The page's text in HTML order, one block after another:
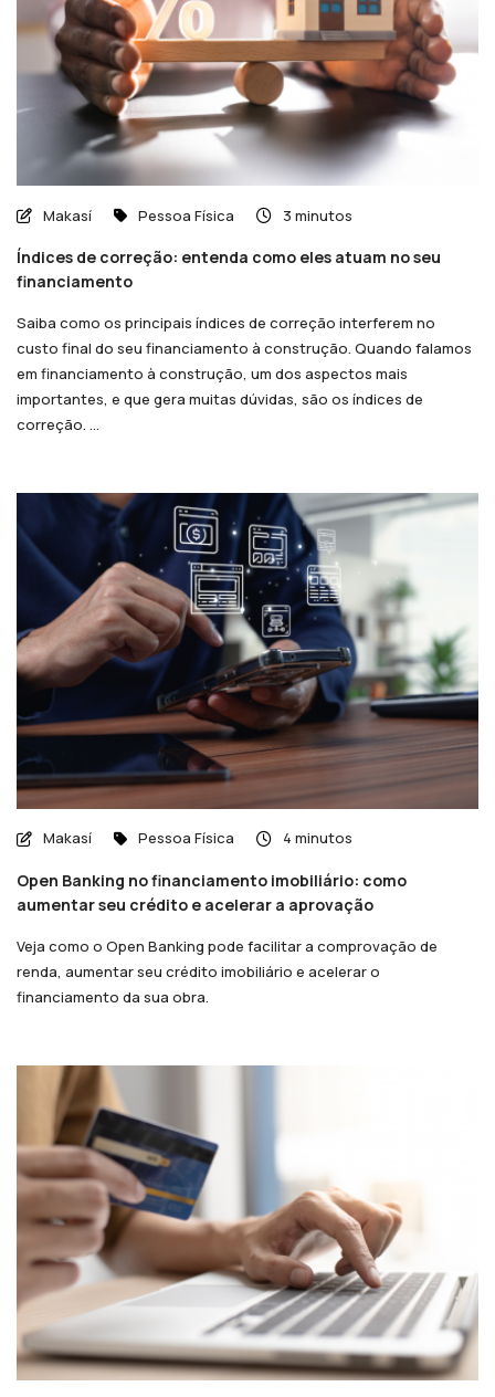
Makasí Pessoa Física 3 minutos
Índices de correção: entenda como eles atuam no seu
financiamento
Saiba como os principais índices de correção interferem no
custo final do seu financiamento à construção. Quando falamos
em financiamento à construção, um dos aspectos mais
importantes, e que gera muitas dúvidas, são os índices de
correção. ...
Makasí Pessoa Física 4 minutos
Open Banking no financiamento imobiliário: como
aumentar seu crédito e acelerar a aprovação
Veja como o Open Banking pode facilitar a comprovação de
renda, aumentar seu crédito imobiliário e acelerar o
financiamento da sua obra.